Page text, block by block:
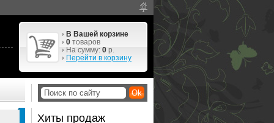
В Вашей корзине
0 товаров
На сумму: 0 р.
Перейти в корзину
Хиты продаж